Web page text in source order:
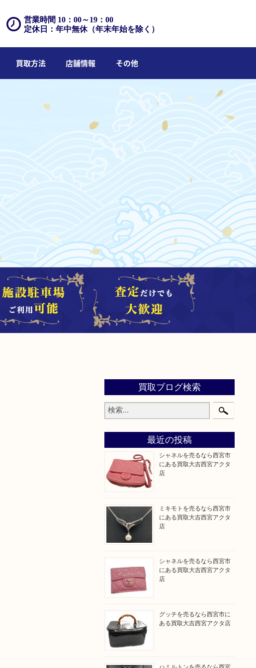
営業時間 10：00～19：00
定休日：年中無休（年末年始を除く）
買取方法 店舗情報 その他
買取ブログ検索
最近の投稿
シャネルを売るなら西宮市
にある買取大吉西宮アクタ
店
ミキモトを売るなら西宮市
にある買取大吉西宮アクタ
店
シャネルを売るなら西宮市
にある買取大吉西宮アクタ
店
グッチを売るなら西宮市に
ある買取大吉西宮アクタ店